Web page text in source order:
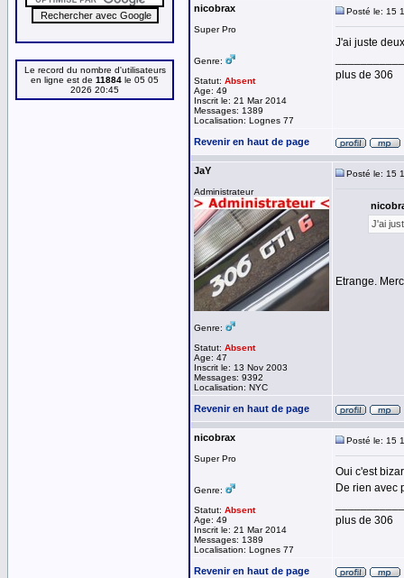
Le record du nombre d'utilisateurs
en ligne est de 11884 le 05 05
2026 20:45
nicobrax
Super Pro
Genre:
Statut: Absent
Age: 49
Inscrit le: 21 Mar 2014
Messages: 1389
Localisation: Lognes 77
Posté le: 15
J'ai juste
plus de 306
Revenir en haut de page
JaY
Administrateur
Genre:
Statut: Absent
Age: 47
Inscrit le: 13 Nov 2003
Messages: 9392
Localisation: NYC
Posté le: 15
J'ai
Etrange.
Revenir en haut de page
nicobrax
Super Pro
Genre:
Statut: Absent
Age: 49
Inscrit le: 21 Mar 2014
Messages: 1389
Localisation: Lognes 77
Posté le: 15
Oui c'est
De rien avec
plus de 306
Revenir en haut de page